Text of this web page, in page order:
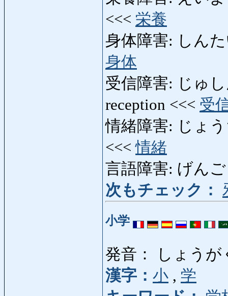
<<< 栄養
身体障害: しん
身体
受信障害: じゅ
reception <<< 受
情緒障害: じょ
<<<情緒
言語障害: げん
次もチェック：
小学
発音： しょうが
漢字： 小 , 学